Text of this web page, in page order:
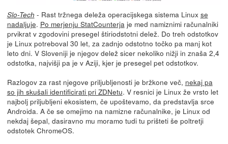
Slo-Tech - Rast tržnega deleža operacijskega sistema Linux se
nadaljuje. Po merjenju StatCounterjaje med namiznimi računalniki
prvikrat v zgodovini presegel štiriodstotni delež. Do treh odstotkov
je Linux potreboval 30 let, za zadnjo odstotno točko pa manj kot
leto dni. V Sloveniji je njegov delež sicer nekoliko nižji in znaša 2,4
odstotka, najvišji pa je v Aziji, kjer je presegel pet odstotkov.
Razlogov za rast njegove priljubljenosti je bržkone več, nekaj pa
so jih skušali identificirati pri ZDNetu. V resnici je Linux že vrsto let
najbolj priljubljeni ekosistem, če upoštevamo, da predstavlja srce
Androida. A če se omejimo na namizne računalnike, je Linux od
nekdaj šepal, dasiravno mu moramo tudi tu prišteti še poltretji
odstotek ChromeOS.